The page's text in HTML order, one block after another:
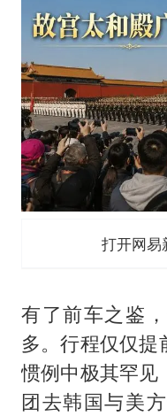
打开网易
有了前车之鉴
多。行程仅仅
惯例中极其罕见
团去韩国与美